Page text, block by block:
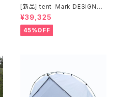
[新品] tent-Mark DESIGNS
サーカスTC DX MID+ サンド
カラー｜デュオ・ファミリーにお
すすめの広々TCテント
¥39,325
45%OFF